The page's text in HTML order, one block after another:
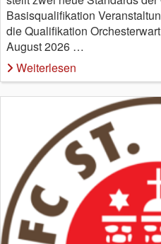
Basisqualifikation
die Qualifikation
August 2026 …
Weiterlesen